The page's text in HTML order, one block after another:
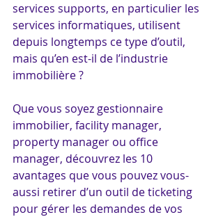
services supports, en particulier les
services informatiques, utilisent
depuis longtemps ce type d’outil,
mais qu’en est-il de l’industrie
immobilière ?
Que vous soyez gestionnaire
immobilier, facility manager,
property manager ou office
manager, découvrez les 10
avantages que vous pouvez vous-
aussi retirer d’un outil de ticketing
pour gérer les demandes de vos